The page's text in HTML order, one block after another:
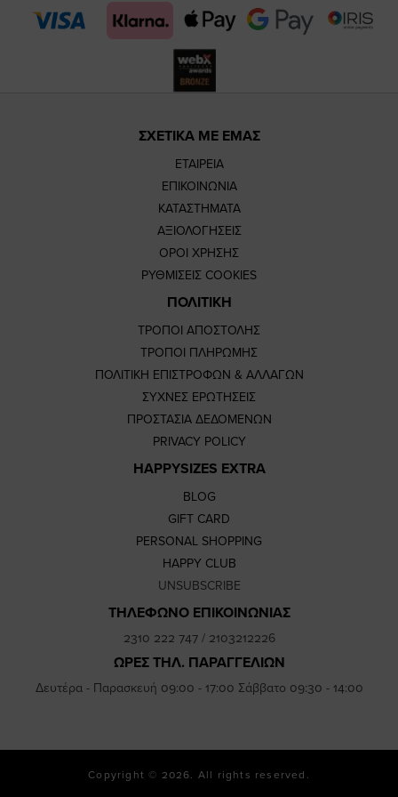
pagepage
ΣΧΕΤΙΚΑ ΜΕ ΕΜΑΣ
ΕΤΑΙΡΕΙΑ
ΕΠΙΚΟΙΝΩΝΙΑ
ΚΑΤΑΣΤΗΜΑΤΑ
ΑΞΙΟΛΟΓΗΣΕΙΣ
ΟΡΟΙ ΧΡΗΣΗΣ
ΡΥΘΜΙΣΕΙΣ COOKIES
ΠΟΛΙΤΙΚΗ
ΤΡΟΠΟΙ ΑΠΟΣΤΟΛΗΣ
ΤΡΟΠΟΙ ΠΛΗΡΩΜΗΣ
ΠΟΛΙΤΙΚΗ ΕΠΙΣΤΡΟΦΩΝ & ΑΛΛΑΓΩΝ
ΣΥΧΝΕΣ ΕΡΩΤΗΣΕΙΣ
ΠΡΟΣΤΑΣΙΑ ΔΕΔΟΜΕΝΩΝ
PRIVACY POLICY
HAPPYSIZES EXTRA
BLOG
GIFT CARD
PERSONAL SHOPPING
HAPPY CLUB
UNSUBSCRIBE
ΤΗΛΕΦΩΝΟ ΕΠΙΚΟΙΝΩΝΙΑΣ
2310 222 747/ 2103212226
ΩΡΕΣ ΤΗΛ. ΠΑΡΑΓΓΕΛΙΩΝ
Δευτέρα - Παρασκευή 09:00 - 17:00 Σάββατο 09:30 - 14:00
Copyright © 2026. All rights reserved.